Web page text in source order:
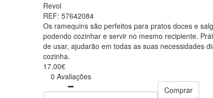
Revol
REF: 57642084
Os ramequins são perfeitos para pratos doces e
podendo cozinhar e servir no mesmo recipiente.
de usar, ajudarão em todas as suas necessidades
cozinha.
17.00€
0 Avaliações
Comprar